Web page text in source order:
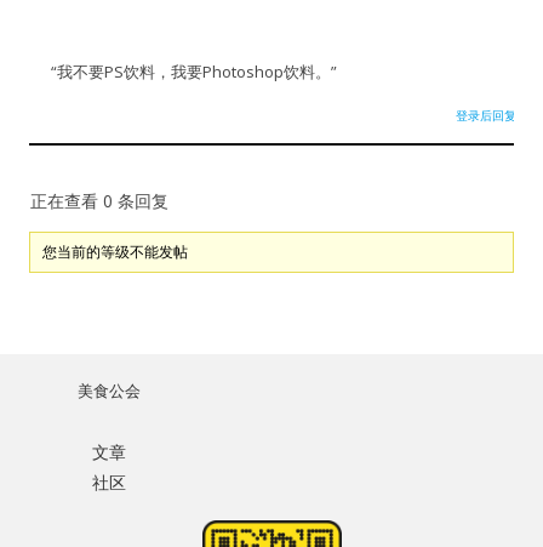
“我不要PS饮料，我要Photoshop饮料。”
登录后回复
正在查看 0 条回复
您当前的等级不能发帖
美食公会
文章
社区